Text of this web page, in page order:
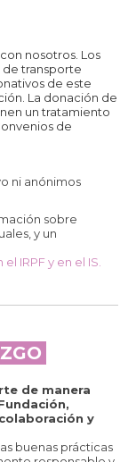
nosotros. Los
de transporte
de este
La donación de
un tratamiento
de
ni anónimos
sobre
y un
IRPF y en el IS.
de manera
y
buenas prácticas